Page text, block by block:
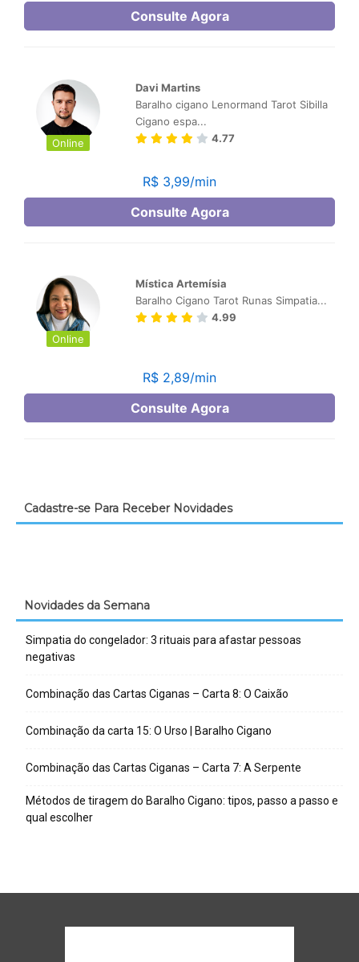
Cadastre-se Para Receber Novidades
Novidades da Semana
Simpatia do congelador: 3 rituais para afastar pessoas
negativas
Combinação das Cartas Ciganas – Carta 8: O Caixão
Combinação da carta 15: O Urso | Baralho Cigano
Combinação das Cartas Ciganas – Carta 7: A Serpente
Métodos de tiragem do Baralho Cigano: tipos, passo a passo e
qual escolher